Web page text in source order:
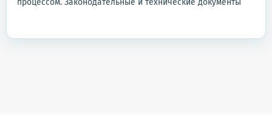
процессом. Законодательные и технические документы